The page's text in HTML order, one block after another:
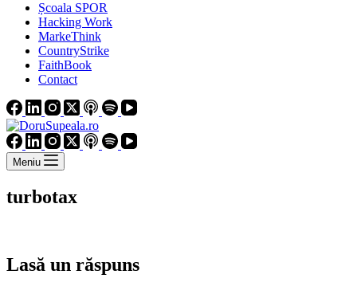
Școala SPOR
Hacking Work
MarkeThink
CountryStrike
FaithBook
Contact
Meniu
turbotax
Lasă un răspuns